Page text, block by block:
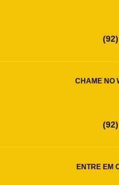
CHAME NO
ENTRE EM